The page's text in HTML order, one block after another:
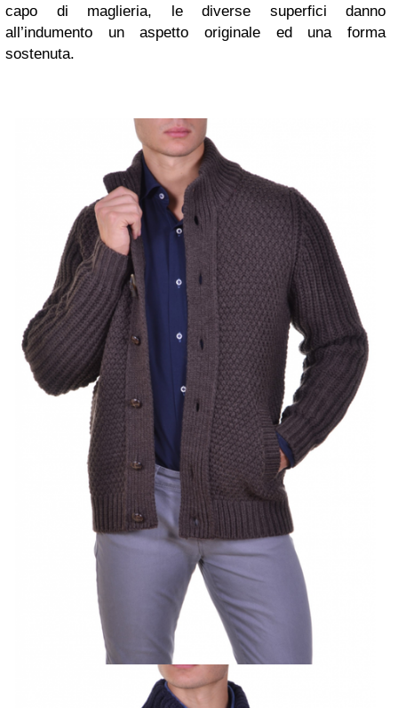
capo di maglieria, le diverse superfici danno
all’indumento un aspetto originale ed una forma
sostenuta.